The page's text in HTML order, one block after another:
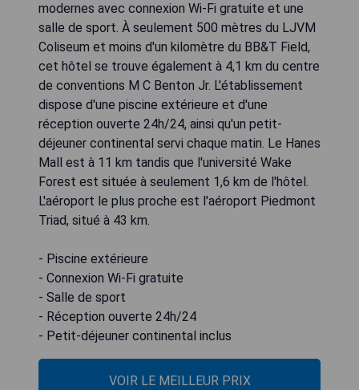
modernes avec connexion Wi-Fi gratuite et une
salle de sport. À seulement 500 mètres du LJVM
Coliseum et moins d'un kilomètre du BB&T Field,
cet hôtel se trouve également à 4,1 km du centre
de conventions M C Benton Jr. L'établissement
dispose d'une piscine extérieure et d'une
réception ouverte 24h/24, ainsi qu'un petit-
déjeuner continental servi chaque matin. Le Hanes
Mall est à 11 km tandis que l'université Wake
Forest est située à seulement 1,6 km de l'hôtel.
L'aéroport le plus proche est l'aéroport Piedmont
Triad, situé à 43 km.
- Piscine extérieure
- Connexion Wi-Fi gratuite
- Salle de sport
- Réception ouverte 24h/24
- Petit-déjeuner continental inclus
VOIR LE MEILLEUR PRIX